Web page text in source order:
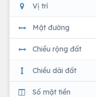
Vị trí
Mặt đường
Chiều rộng đất
Chiều dài đất
Số mặt tiền